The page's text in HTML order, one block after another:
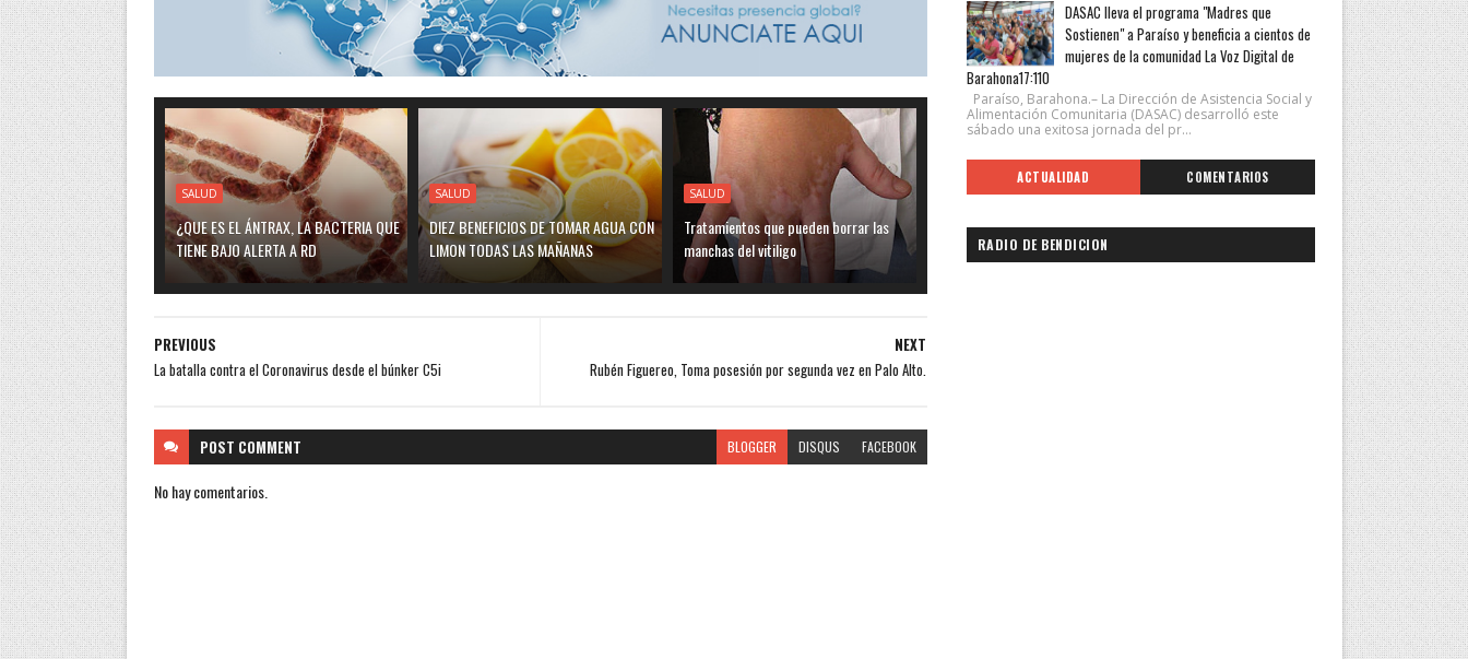
SALUD
¿QUE ES EL ÁNTRAX, LA BACTERIA QUE
TIENE BAJO ALERTA A RD
SALUD
DIEZ BENEFICIOS DE TOMAR AGUA CON
LIMON TODAS LAS MAÑANAS
SALUD
Tratamientos que pueden borrar las
manchas del vitiligo
NEXT
Rubén Figuereo, Toma posesión por segunda vez en Palo Alto.
PREVIOUS
La batalla contra el Coronavirus desde el búnker C5i
POST COMMENT BLOGGER DISQUS FACEBOOK
No hay comentarios.
DASAC lleva el programa "Madres que
Sostienen" a Paraíso y beneficia a cientos de
mujeres de la comunidad La Voz Digital de
Barahona17:110
Paraíso, Barahona.– La Dirección de Asistencia Social y
Alimentación Comunitaria (DASAC) desarrolló este
sábado una exitosa jornada del pr...
ACTUALIDAD COMENTARIOS
RADIO DE BENDICION